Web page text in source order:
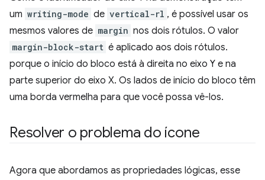
um writing-mode de vertical-rl , é possível usar os
mesmos valores de margin nos dois rótulos. O valor
margin-block-start é aplicado aos dois rótulos.
porque o início do bloco está à direita no eixo Y e na
parte superior do eixo X. Os lados de início do bloco têm
uma borda vermelha para que você possa vê-los.
Resolver o problema do ícone
Agora que abordamos as propriedades lógicas, esse